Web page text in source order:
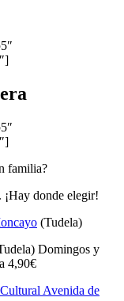
familia?
¡Hay donde elegir!
(Tudela)
Domingos y
4,90€
Avenida de